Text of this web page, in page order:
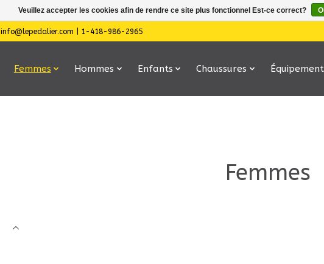
info@lepedalier.com | 1-418-986-2965
Femmes Hommes Enfants Chaussures
Femmes
Veuillez accepter les cookies afin de rendre ce site plus fonctionnel Est-ce correct?